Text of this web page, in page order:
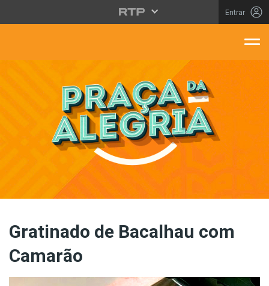
Saltar para o conteúdo principal
Entrar
Gratinado de Bacalhau com
Camarão